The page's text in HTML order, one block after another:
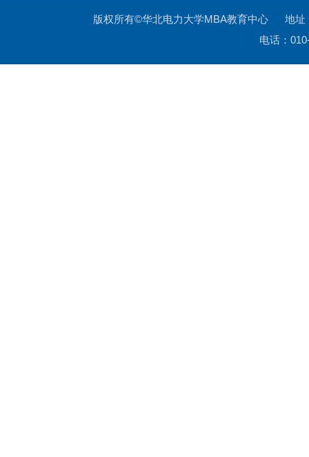
版权所有©华北电力大学MBA教育中心 地址
电话：